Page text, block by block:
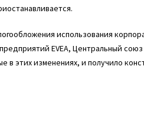
использования
EVEA, Центральный
в этих изменениях, и получило